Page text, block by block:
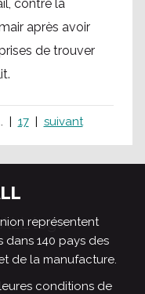
contre la
après avoir
de trouver
17 suivant
représentent
dans 140 pays des
de la manufacture.
conditions de